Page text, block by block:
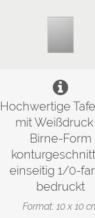
Hochwertige
mit Weißdruck
Birne-Form
einseitig 1/0-
bedruckt
Format: 10 x 10